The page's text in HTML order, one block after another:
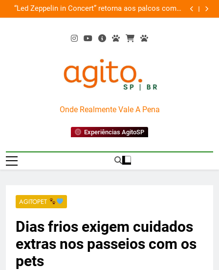
Skip
to
“Led Zeppelin in Concert” retorna aos palcos com a
Nova Orquestra
Cobasi
AgitoSP
Onde Realmente Vale A Pena
Experiências AgitoSP
AGITOPET
Dias frios exigem cuidados
extras nos passeios com os
pets